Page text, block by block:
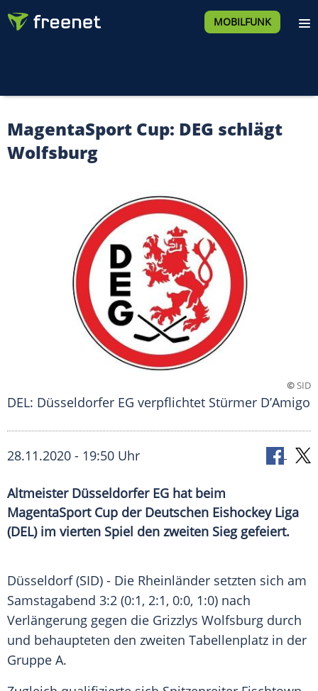
MOBILFUNK
MagentaSport Cup: DEG schlägt
Wolfsburg
©SID
DEL: Düsseldorfer EG verpflichtet Stürmer D’Amigo
28.11.2020 - 19:50 Uhr
Altmeister Düsseldorfer EG hat beim
MagentaSport Cup der Deutschen Eishockey Liga
(DEL) im vierten Spiel den zweiten Sieg gefeiert.
Düsseldorf(SID) - Die Rheinländer setzten sich am
Samstagabend 3:2 (0:1, 2:1, 0:0, 1:0) nach
Verlängerung gegen die Grizzlys Wolfsburg durch
und behaupteten den zweiten Tabellenplatz in der
Gruppe A.